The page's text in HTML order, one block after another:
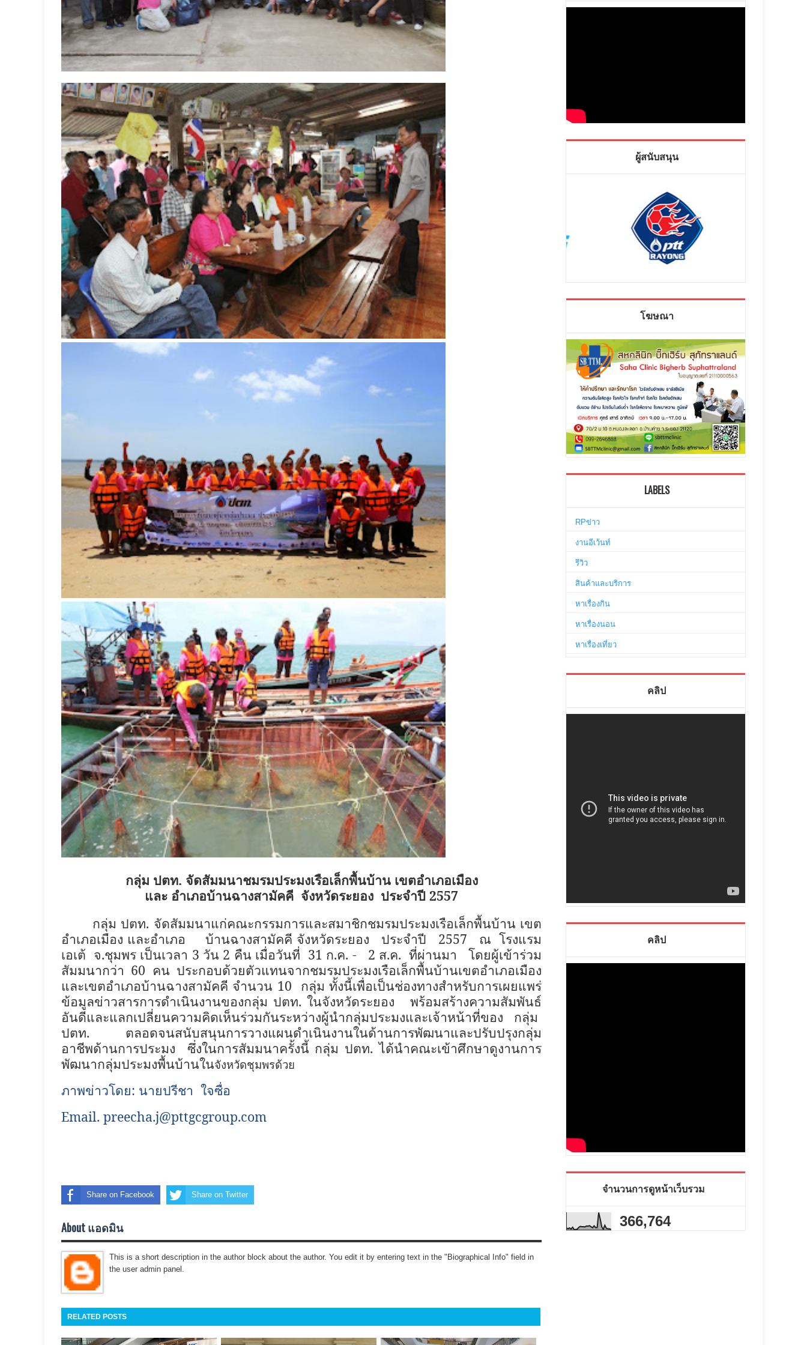
กลุ่ม ปตท. จัดสัมมนาชมรมประมงเรือเล็กพื้นบ้าน เขตอำเภอเมือง
และ อำเภอบ้านฉางสามัคคี จังหวัดระยอง ประจำปี 2557
กลุ่ม ปตท. จัดสัมมนาแก่คณะกรรมการและสมาชิกชมรมประมงเรือเล็กพื้นบ้าน เขต
อำเภอเมือง และอำเภอ บ้านฉางสามัคคี จังหวัดระยอง ประจำปี 2557 ณ โรงแรม
เอเต้ จ.ชุมพร เป็นเวลา 3 วัน 2 คืน เมื่อวันที่ 31 ก.ค. - 2 ส.ค. ที่ผ่านมา โดยผู้เข้าร่วม
สัมมนากว่า 60 คน ประกอบด้วยตัวแทนจากชมรมประมงเรือเล็กพื้นบ้านเขตอำเภอเมือง
และเขตอำเภอบ้านฉางสามัคคี จำนวน 10 กลุ่ม ทั้งนี้เพื่อเป็นช่องทางสำหรับการเผยแพร่
ข้อมูลข่าวสารการดำเนินงานของกลุ่ม ปตท. ในจังหวัดระยอง พร้อมสร้างความสัมพันธ์
อันดีและแลกเปลี่ยนความคิดเห็นร่วมกันระหว่างผู้นำกลุ่มประมงและเจ้าหน้าที่ของ กลุ่ม
ปตท. ตลอดจนสนับสนุนการวางแผนดำเนินงานในด้านการพัฒนาและปรับปรุงกลุ่ม
อาชีพด้านการประมง ซึ่งในการสัมมนาครั้งนี้ กลุ่ม ปตท. ได้นำคณะเข้าศึกษาดูงานการ
พัฒนากลุ่มประมงพื้นบ้านในจังหวัดชุมพรด้วย
ภาพข่าวโดย: นายปรีชา ใจซื่อ
Email. preecha.j@pttgcgroup.com
Share on Facebook Share on Twitter
About แอดมิน
This is a short description in the author block about the author. You edit it by entering text in the "Biographical Info" field in
the user admin panel.
RELATED POSTS
ผู้สนับสนุน
โฆษณา
LABELS
RPข่าว
งานอีเว้นท์
รีวิว
สินค้าและบริการ
หาเรื่องกิน
หาเรื่องนอน
หาเรื่องเที่ยว
คลิป
คลิป
จำนวนการดูหน้าเว็บรวม
366,764